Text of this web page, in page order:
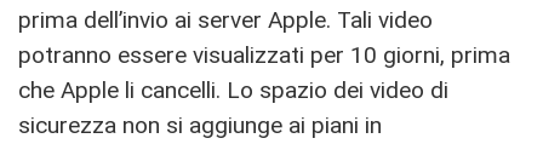
prima dell’invio ai server Apple. Tali video
potranno essere visualizzati per 10 giorni, prima
che Apple li cancelli. Lo spazio dei video di
sicurezza non si aggiunge ai piani in